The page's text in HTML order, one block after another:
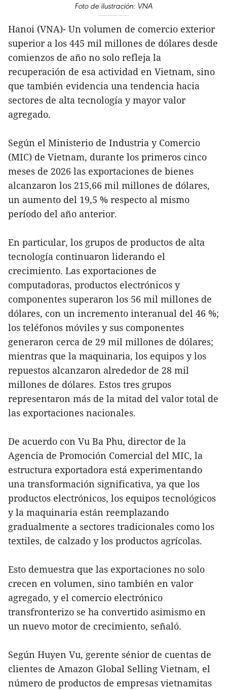
Foto de ilustración: VNA
Hanoi (VNA)- Un volumen de comercio exterior
superior a los 445 mil millones de dólares desde
comienzos de año no solo refleja la
recuperación de esa actividad en Vietnam, sino
que también evidencia una tendencia hacia
sectores de alta tecnología y mayor valor
agregado.
Según el Ministerio de Industria y Comercio
(MIC) de Vietnam, durante los primeros cinco
meses de 2026 las exportaciones de bienes
alcanzaron los 215,66 mil millones de dólares,
un aumento del 19,5 % respecto al mismo
período del año anterior.
En particular, los grupos de productos de alta
tecnología continuaron liderando el
crecimiento. Las exportaciones de
computadoras, productos electrónicos y
componentes superaron los 56 mil millones de
dólares, con un incremento interanual del 46 %;
los teléfonos móviles y sus componentes
generaron cerca de 29 mil millones de dólares;
mientras que la maquinaria, los equipos y los
repuestos alcanzaron alrededor de 28 mil
millones de dólares. Estos tres grupos
representaron más de la mitad del valor total de
las exportaciones nacionales.
De acuerdo con Vu Ba Phu, director de la
Agencia de Promoción Comercial del MIC, la
estructura exportadora está experimentando
una transformación significativa, ya que los
productos electrónicos, los equipos tecnológicos
y la maquinaria están reemplazando
gradualmente a sectores tradicionales como los
textiles, de calzado y los productos agrícolas.
Esto demuestra que las exportaciones no solo
crecen en volumen, sino también en valor
agregado, y el comercio electrónico
transfronterizo se ha convertido asimismo en
un nuevo motor de crecimiento, señaló.
Según Huyen Vu, gerente sénior de cuentas de
clientes de Amazon Global Selling Vietnam, el
número de productos de empresas vietnamitas